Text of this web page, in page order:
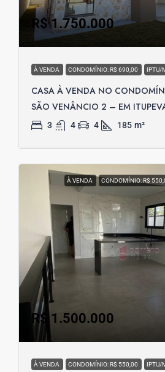
R$ 1.750.000
À VENDA CONDOMÍNIO: R$ 690,00 IPTU/
CASA À VENDA NO
SÃO VENÂNCIO 2 – EM
3 4 4 185 m²
À VENDA CONDOMÍNIO: R$
R$ 1.500.000
À VENDA CONDOMÍNIO: R$ 550,00 IPTU/